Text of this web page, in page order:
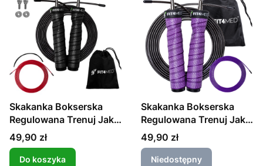
Skakanka Bokserska
Regulowana Trenuj Jak
ROCKY
Cena
49,90 zł
Do koszyka
Skakanka Bokserska
Regulowana Trenuj Jak
ROCKY
Cena
49,90 zł
Niedostępny